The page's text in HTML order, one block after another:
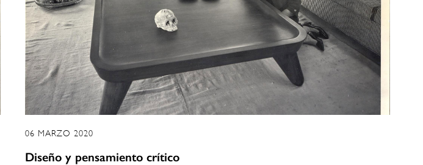
06 MARZO 2020
Diseño y pensamiento crítico